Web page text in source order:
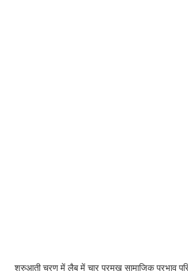
शुरुआती चरण में लैब में चार प्रमुख सामाजिक प्रभाव